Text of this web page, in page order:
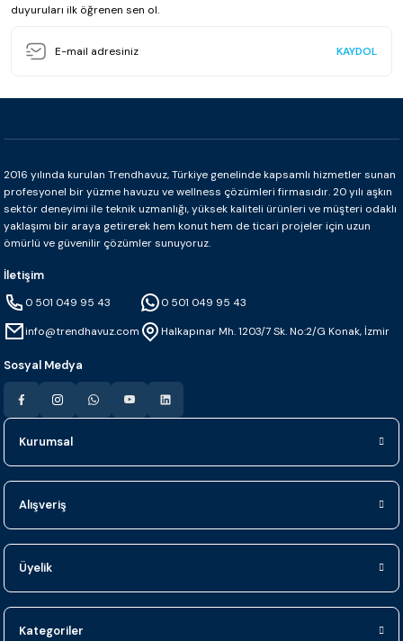
duyuruları ilk öğrenen sen ol.
KAYDOL
2016 yılında kurulan Trendhavuz, Türkiye genelinde kapsamlı hizmetler sunan
profesyonel bir yüzme havuzu ve wellness çözümleri firmasıdır. 20 yılı aşkın
sektör deneyimi ile teknik uzmanlığı, yüksek kaliteli ürünleri ve müşteri odaklı
yaklaşımı bir araya getirerek hem konut hem de ticari projeler için uzun
ömürlü ve güvenilir çözümler sunuyoruz.
İletişim
0 501 049 95 43
info@trendhavuz.com
0 501 049 95 43
Halkapınar Mh. 1203/7 Sk. No:2/G Konak, İzmir
Sosyal Medya
Kurumsal
Alışveriş
Üyelik
Kategoriler